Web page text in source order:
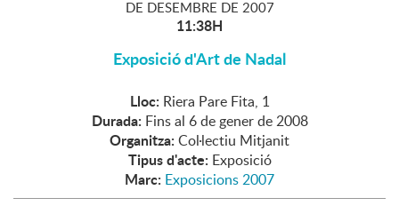
DE DESEMBRE DE 2007
11:38H
Exposició d'Art de Nadal
Lloc: Riera Pare Fita, 1
Durada: Fins al 6 de gener de 2008
Organitza: Col·lectiu Mitjanit
Tipus d'acte: Exposició
Marc: Exposicions 2007